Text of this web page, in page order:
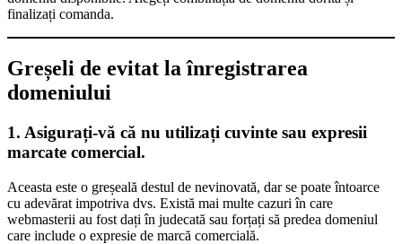
finalizați comanda.
Greșeli de evitat la înregistrarea
domeniului
1. Asigurați-vă că nu utilizați cuvinte sau expresii
marcate comercial.
Aceasta este o greșeală destul de nevinovată, dar se poate întoarce
cu adevărat impotriva dvs. Există mai multe cazuri în care
webmasterii au fost dați în judecată sau forțați să predea domeniul
care include o expresie de marcă comercială.